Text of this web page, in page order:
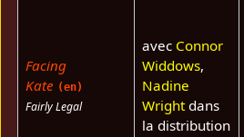
Facing
Kate (en)
Fairly Legal
avec Connor
Widdows,
Nadine
Wrightdans
la distribution